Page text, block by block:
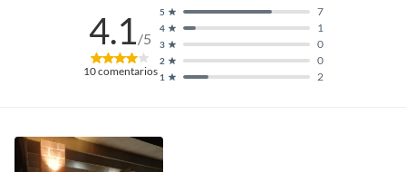
4.1/5
10comentarios 1 2
2 0
3 0
4 1
5 7